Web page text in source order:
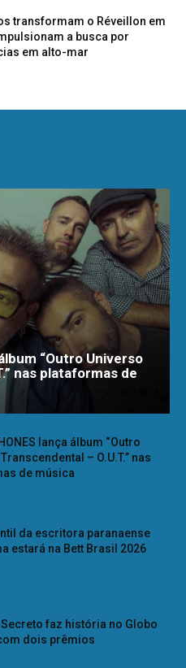
transformam o Réveillon em
a busca por
em alto-mar
“Outro Universo
nas plataformas de
lança álbum “Outro
– O.U.T.” nas
de música
da escritora paranaense
estará na Bett Brasil 2026
Secreto faz história no Globo
dois prêmios